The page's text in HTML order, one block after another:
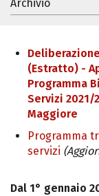
Archivio
(Estratto) -
Programma
Servizi 2021/
Maggiore
Programma
servizi
Dal 1° gennaio